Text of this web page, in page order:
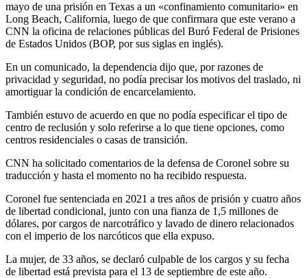
mayo de una prisión en Texas a un «confinamiento comunitario» en
Long Beach, California, luego de que confirmara que este verano a
CNN la oficina de relaciones públicas del Buró Federal de Prisiones
de Estados Unidos (BOP, por sus siglas en inglés).
En un comunicado, la dependencia dijo que, por razones de
privacidad y seguridad, no podía precisar los motivos del traslado, ni
amortiguar la condición de encarcelamiento.
También estuvo de acuerdo en que no podía especificar el tipo de
centro de reclusión y solo referirse a lo que tiene opciones, como
centros residenciales o casas de transición.
CNN ha solicitado comentarios de la defensa de Coronel sobre su
traducción y hasta el momento no ha recibido respuesta.
Coronel fue sentenciada en 2021 a tres años de prisión y cuatro años
de libertad condicional, junto con una fianza de 1,5 millones de
dólares, por cargos de narcotráfico y lavado de dinero relacionados
con el imperio de los narcóticos que ella expuso.
La mujer, de 33 años, se declaró culpable de los cargos y su fecha
de libertad está prevista para el 13 de septiembre de este año.